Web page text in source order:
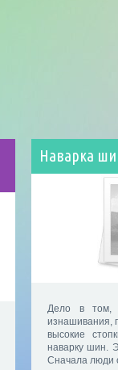
Наварка
Дело в том,
изнашивания,
высокие
наварку шин.
Сначала люди